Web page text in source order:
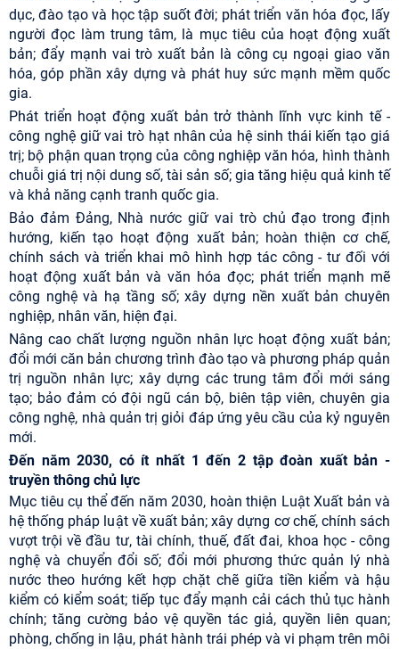
dục, đào tạo và học tập suốt đời; phát triển văn hóa đọc, lấy
người đọc làm trung tâm, là mục tiêu của hoạt động xuất
bản; đẩy mạnh vai trò xuất bản là công cụ ngoại giao văn
hóa, góp phần xây dựng và phát huy sức mạnh mềm quốc
gia.
Phát triển hoạt động xuất bản trở thành lĩnh vực kinh tế -
công nghệ giữ vai trò hạt nhân của hệ sinh thái kiến tạo giá
trị; bộ phận quan trọng của công nghiệp văn hóa, hình thành
chuỗi giá trị nội dung số, tài sản số; gia tăng hiệu quả kinh tế
và khả năng cạnh tranh quốc gia.
Bảo đảm Đảng, Nhà nước giữ vai trò chủ đạo trong định
hướng, kiến tạo hoạt động xuất bản; hoàn thiện cơ chế,
chính sách và triển khai mô hình hợp tác công - tư đối với
hoạt động xuất bản và văn hóa đọc; phát triển mạnh mẽ
công nghệ và hạ tầng số; xây dựng nền xuất bản chuyên
nghiệp, nhân văn, hiện đại.
Nâng cao chất lượng nguồn nhân lực hoạt động xuất bản;
đổi mới căn bản chương trình đào tạo và phương pháp quản
trị nguồn nhân lực; xây dựng các trung tâm đổi mới sáng
tạo; bảo đảm có đội ngũ cán bộ, biên tập viên, chuyên gia
công nghệ, nhà quản trị giỏi đáp ứng yêu cầu của kỷ nguyên
mới.
Đến năm 2030, có ít nhất 1 đến 2 tập đoàn xuất bản -
truyền thông chủ lực
Mục tiêu cụ thể đến năm 2030, hoàn thiện Luật Xuất bản và
hệ thống pháp luật về xuất bản; xây dựng cơ chế, chính sách
vượt trội về đầu tư, tài chính, thuế, đất đai, khoa học - công
nghệ và chuyển đổi số; đổi mới phương thức quản lý nhà
nước theo hướng kết hợp chặt chẽ giữa tiền kiểm và hậu
kiểm có kiểm soát; tiếp tục đẩy mạnh cải cách thủ tục hành
chính; tăng cường bảo vệ quyền tác giả, quyền liên quan;
phòng, chống in lậu, phát hành trái phép và vi phạm trên môi